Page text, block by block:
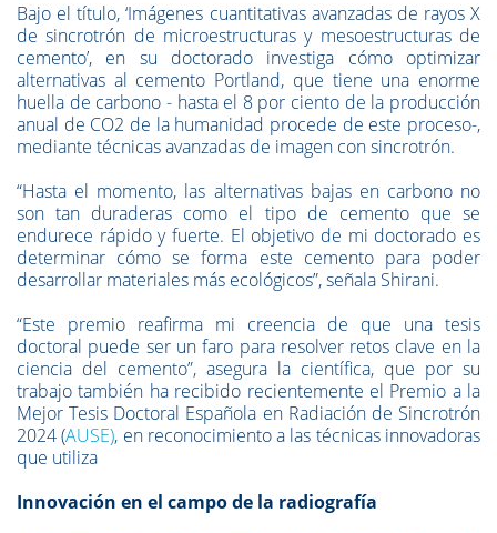
Bajo el título, ‘Imágenes cuantitativas avanzadas de rayos X
de sincrotrón de microestructuras y mesoestructuras de
cemento’, en su doctorado investiga cómo optimizar
alternativas al cemento Portland, que tiene una enorme
huella de carbono - hasta el 8 por ciento de la producción
anual de CO2 de la humanidad procede de este proceso-,
mediante técnicas avanzadas de imagen con sincrotrón.
“Hasta el momento, las alternativas bajas en carbono no
son tan duraderas como el tipo de cemento que se
endurece rápido y fuerte. El objetivo de mi doctorado es
determinar cómo se forma este cemento para poder
desarrollar materiales más ecológicos”, señala Shirani.
“Este premio reafirma mi creencia de que una tesis
doctoral puede ser un faro para resolver retos clave en la
ciencia del cemento”, asegura la científica, que por su
trabajo también ha recibido recientemente el Premio a la
Mejor Tesis Doctoral Española en Radiación de Sincrotrón
2024 (AUSE), en reconocimiento a las técnicas innovadoras
que utiliza
Innovación en el campo de la radiografía